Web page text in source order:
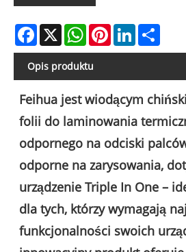
Facebook
X WhatsAppPinterestLinkedIn
Opis produktu
Feihua jest wiodącym
folii do laminowania
odpornego na odciski
odporne na zarysowania,
urządzenie Triple In One –
dla tych, którzy wymagają
funkcjonalności swoich